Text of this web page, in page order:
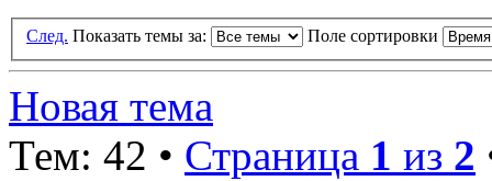
След. Показать темы за: Поле сортировки
Новая тема
Тем: 42 • Страница 1 из 2